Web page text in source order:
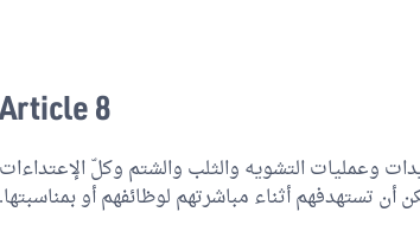
8
وعمليات التشويه والثلب والشتم وكلّ الإعتداءات
أن تستهدفهم أثناء مباشرتهم لوظائفهم أو بمناسبتها.